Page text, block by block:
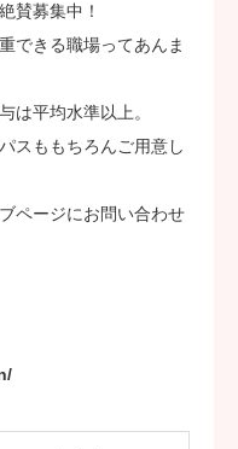
賛募集中！
できる職場ってあんま
は平均水準以上。
スももちろんご用意し
ページにお問い合わせ